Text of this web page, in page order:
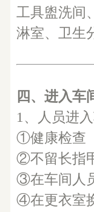
工具盥洗间
淋室、卫生
四、进入车
1、人员进
①健康检查
②不留长指
③在车间人
④在更衣室